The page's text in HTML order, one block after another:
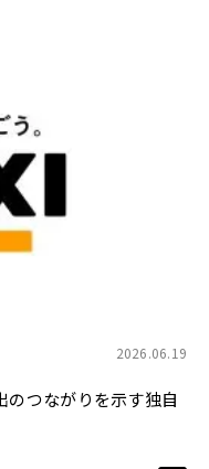
2026.06.19
つながりを示す独自